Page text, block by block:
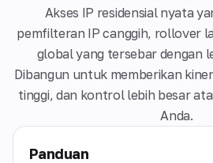
Akses IP residensial nyata
pemfilteran IP canggih, rollover
global yang tersebar dengan
Dibangun untuk memberikan
tinggi, dan kontrol lebih besar
Anda.
Panduan